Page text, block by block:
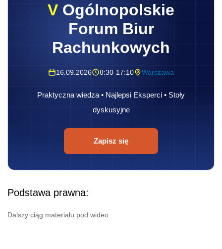
V Ogólnopolskie
Forum Biur
Rachunkowych
16.09.2026 8:30-17:10 Warszawa
Praktyczna wiedza • Najlepsi Eksperci • Stoły
dyskusyjne
Zapisz się
Podstawa prawna:
Dalszy ciąg materiału pod wideo